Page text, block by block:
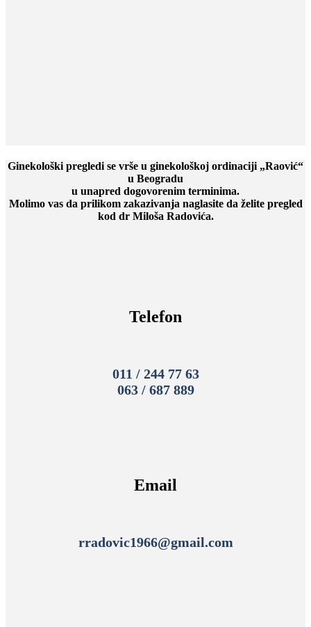
Ginekološki pregledi se vrše u ginekološkoj ordinaciji „Raović“
u Beogradu
u unapred dogovorenim terminima.
Molimo vas da prilikom zakazivanja naglasite da želite pregled
kod dr Miloša Radovića.
Telefon
011 / 244 77 63
063 / 687 889
Email
rradovic1966@gmail.com